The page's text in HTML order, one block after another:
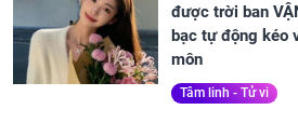
được trời ban
bạc tự động kéo
môn
Tâm linh - Tử vi